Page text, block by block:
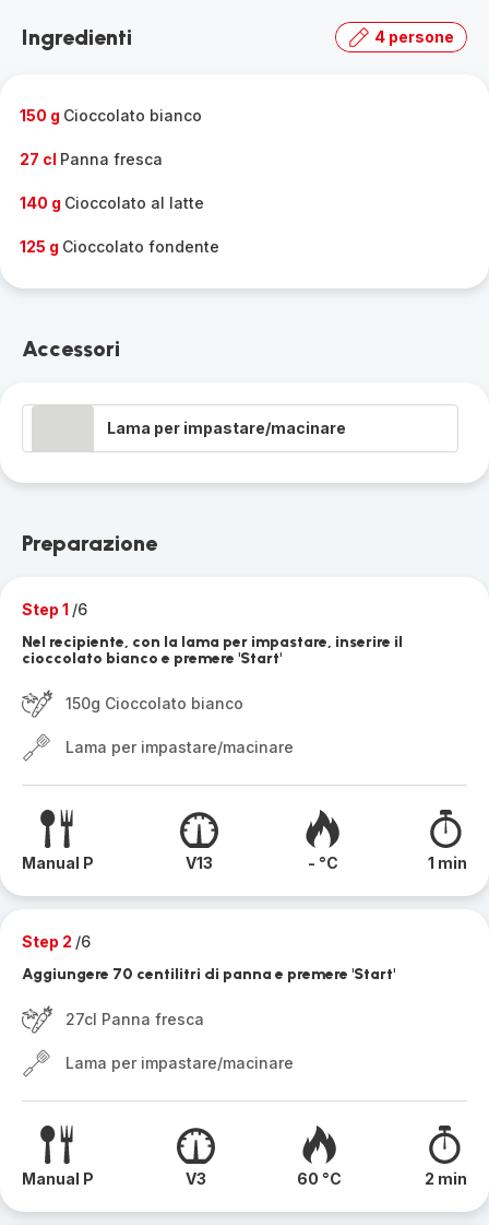
la
Ingredienti 4 persone
150 g Cioccolato bianco
27 cl Panna fresca
140 g Cioccolato al latte
125 g Cioccolato fondente
Accessori
Lama per impastare/macinare
Preparazione
Step 1 /6
Nel recipiente, con la lama per impastare, inserire il
cioccolato bianco e premere 'Start'
150g Cioccolato bianco
Lama per impastare/macinare
Manual P V13 - °C 1 min
Step 2 /6
Aggiungere 70 centilitri di panna e premere 'Start'
27cl Panna fresca
Lama per impastare/macinare
Manual P V3 60 °C 2 min